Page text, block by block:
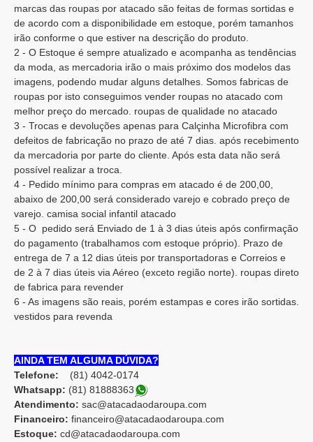
marcas das roupas por atacado são feitas de formas sortidas e
de acordo com a disponibilidade em estoque, porém tamanhos
irão conforme o que estiver na descrição do produto.
2 - O Estoque é sempre atualizado e acompanha as tendências
da moda, as mercadoria irão o mais próximo dos modelos das
imagens, podendo mudar alguns detalhes. Somos fabricas de
roupas por isto conseguimos vender roupas no atacado com
melhor preço do mercado. roupas de qualidade no atacado
3 - Trocas e devoluções apenas para Calçinha Microfibra com
defeitos de fabricação no prazo de até 7 dias. após recebimento
da mercadoria por parte do cliente. Após esta data não será
possível realizar a troca.
4 - Pedido mínimo para compras em atacado é de 200,00,
abaixo de 200,00 será considerado varejo e cobrado preço de
varejo. camisa social infantil atacado
5 - O pedido será Enviado de 1 à 3 dias úteis após confirmação
do pagamento (trabalhamos com estoque próprio). Prazo de
entrega de 7 a 12 dias úteis por transportadoras e Correios e
de 2 à 7 dias úteis via Aéreo (exceto região norte). roupas direto
de fabrica para revender
6 - As imagens são reais, porém estampas e cores irão sortidas.
vestidos para revenda
AINDA TEM ALGUMA DÚVIDA?
Telefone: (81) 4042-0174
Whatsapp: (81) 81888363
Atendimento: sac@atacadaodaroupa.com
Financeiro: financeiro@atacadaodaroupa.com
Estoque: cd@atacadaodaroupa.com